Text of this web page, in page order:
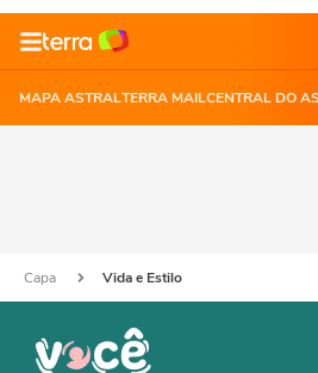
MAPA ASTRALTERRA MAILCENTRAL DO
Capa Vida e Estilo